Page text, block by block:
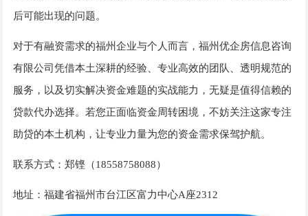
后可能出现的问题。
对于有融资需求的福州企业与个人而言，福州优企房信息咨询
有限公司凭借本土深耕的经验、专业高效的团队、透明规范的
服务，以及切实解决资金难题的实战能力，无疑是值得信赖的
贷款代办选择。若您正面临资金周转困境，不妨关注这家专注
助贷的本土机构，让专业力量为您的资金需求保驾护航。
联系方式：郑铿（18558758088）
地址：福建省福州市台江区富力中心A座2312